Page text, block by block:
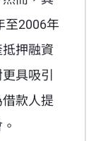
至2006年
押融資
具吸引
款人提